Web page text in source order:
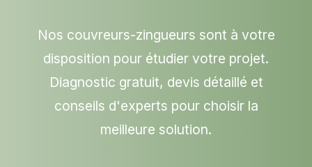
Nos couvreurs-zingueurs sont à votre
disposition pour étudier votre projet.
Diagnostic gratuit, devis détaillé et
conseils d'experts pour choisir la
meilleure solution.